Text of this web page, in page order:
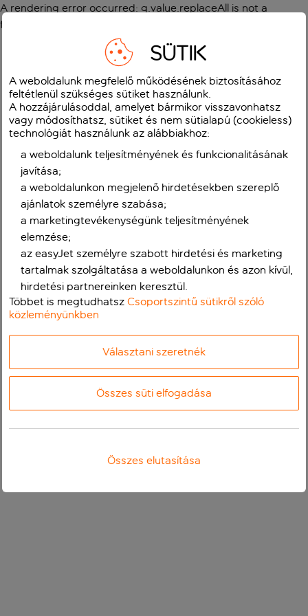
A rendering error occurred: g.value.replaceAll is not a
function
SÜTIK
A weboldalunk megfelelő működésének biztosításához
feltétlenül szükséges sütiket használunk.
A hozzájárulásoddal, amelyet bármikor visszavonhatsz
vagy módosíthatsz, sütiket és nem sütialapú (cookieless)
technológiát használunk az alábbiakhoz:
a weboldalunk teljesítményének és funkcionalitásának
javítása;
a weboldalunkon megjelenő hirdetésekben szereplő
ajánlatok személyre szabása;
a marketingtevékenységünk teljesítményének
elemzése;
az easyJet személyre szabott hirdetési és marketing
tartalmak szolgáltatása a weboldalunkon és azon kívül,
hirdetési partnereinken keresztül.
Többet is megtudhatszCsoportszintű sütikről szóló
közleményünkben
Választani szeretnék
Összes süti elfogadása
Összes elutasítása